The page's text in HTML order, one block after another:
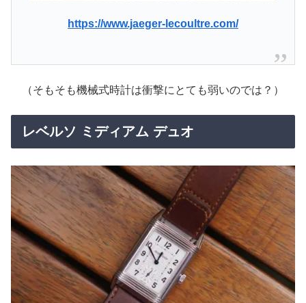
https://www.jaeger-lecoultre.com/
（そもそも機械式時計は衝撃にとても弱いのでは？）
レベルソ ミディアム デュオ